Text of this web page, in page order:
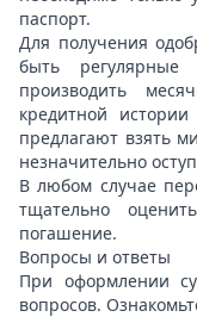
паспорт.
Для получения
быть
производить
кредитной
предлагают взять
незначительно
В любом случае
тщательно
погашение.
Вопросы и ответы
При оформлении
вопросов.